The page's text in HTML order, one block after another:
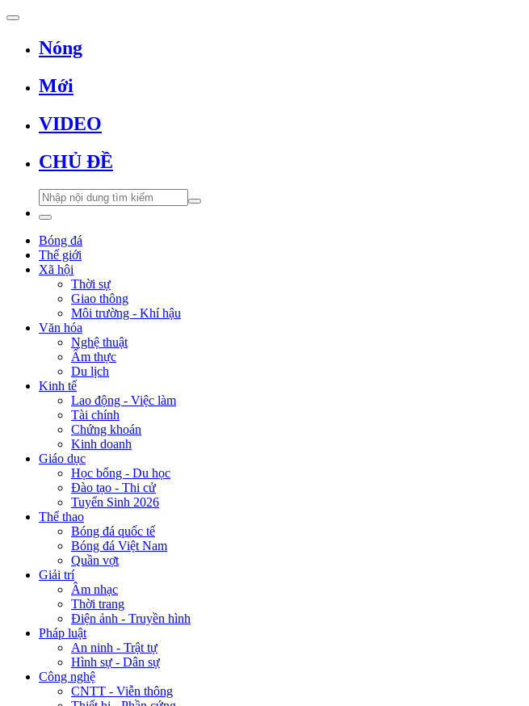
Nóng
Mới
VIDEO
CHỦ ĐỀ
Bóng đá
Thế giới
Xã hội
Thời sự
Giao thông
Môi trường - Khí hậu
Văn hóa
Nghệ thuật
Ẩm thực
Du lịch
Kinh tế
Lao động - Việc làm
Tài chính
Chứng khoán
Kinh doanh
Giáo dục
Học bổng - Du học
Đào tạo - Thi cử
Tuyển Sinh 2026
Thể thao
Bóng đá quốc tế
Bóng đá Việt Nam
Quần vợt
Giải trí
Âm nhạc
Thời trang
Điện ảnh - Truyền hình
Pháp luật
An ninh - Trật tự
Hình sự - Dân sự
Công nghệ
CNTT - Viễn thông